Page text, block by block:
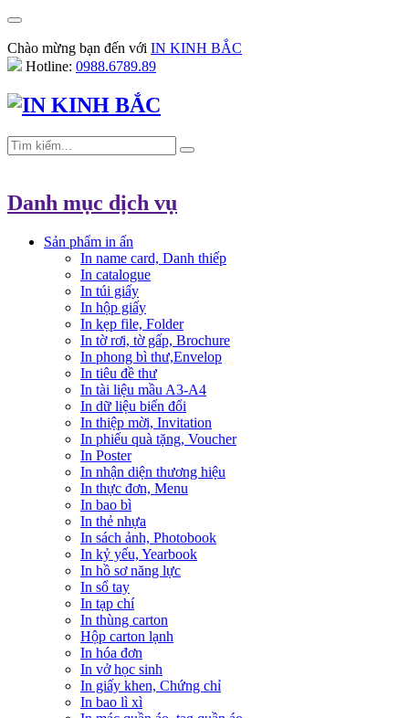
Chào mừng bạn đến với IN KINH BẮC
Hotline: 0988.6789.89
Danh mục dịch vụ
Sản phẩm in ấn
In name card, Danh thiếp
In catalogue
In túi giấy
In hộp giấy
In kẹp file, Folder
In tờ rơi, tờ gấp, Brochure
In phong bì thư,Envelop
In tiêu đề thư
In tài liệu mầu A3-A4
In dữ liệu biến đổi
In thiệp mời, Invitation
In phiếu quà tặng, Voucher
In Poster
In nhận diện thương hiệu
In thực đơn, Menu
In bao bì
In thẻ nhựa
In sách ảnh, Photobook
In kỷ yếu, Yearbook
In hồ sơ năng lực
In sổ tay
In tạp chí
In thùng carton
Hộp carton lạnh
In hóa đơn
In vở học sinh
In giấy khen, Chứng chỉ
In bao lì xì